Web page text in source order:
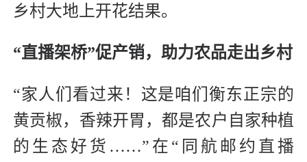
乡村大地上开花结果。
“直播架桥”促产销，助力农品走出乡村
“家人们看过来！这是咱们衡东正宗的
黄贡椒，香辣开胃，都是农户自家种植
的生态好货……”在“同航邮约直播